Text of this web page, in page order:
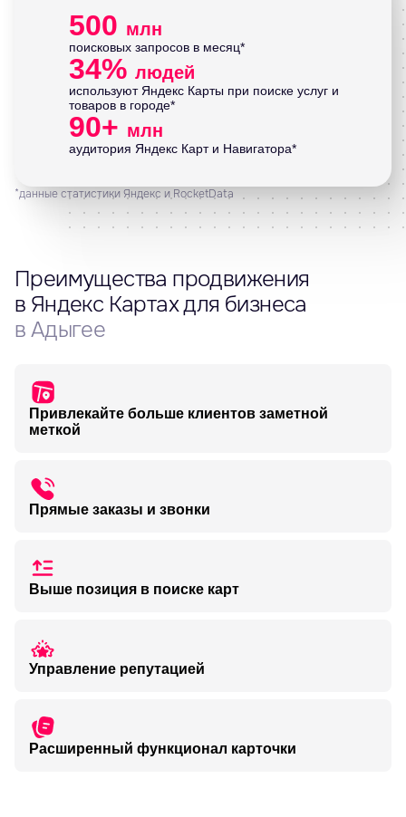
500 млн
поисковых запросов в месяц*
34% людей
используют Яндекс Карты при поиске услуг и
товаров в городе*
90+ млн
аудитория Яндекс Карт и Навигатора*
*данные статистики Яндекс и RocketData
Преимущества продвижения
в Яндекс Картах для бизнеса
в Адыгее
Привлекайте больше клиентов заметной
меткой
увеличивает число просмотров и переходов в ваш
профиль
Выше позиция в поиске карт
звонков и заказов
Прямые заказы и звонки
Управление репутацией
Расширенный функционал карточки